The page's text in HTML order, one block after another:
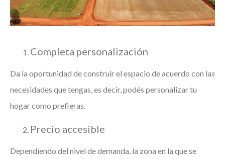
Completa personalización
Da la oportunidad de construir el espacio de acuerdo con las
necesidades que tengas, es decir, podés personalizar tu
hogar como prefieras.
Precio accesible
Dependiendo del nivel de demanda, la zona en la que se